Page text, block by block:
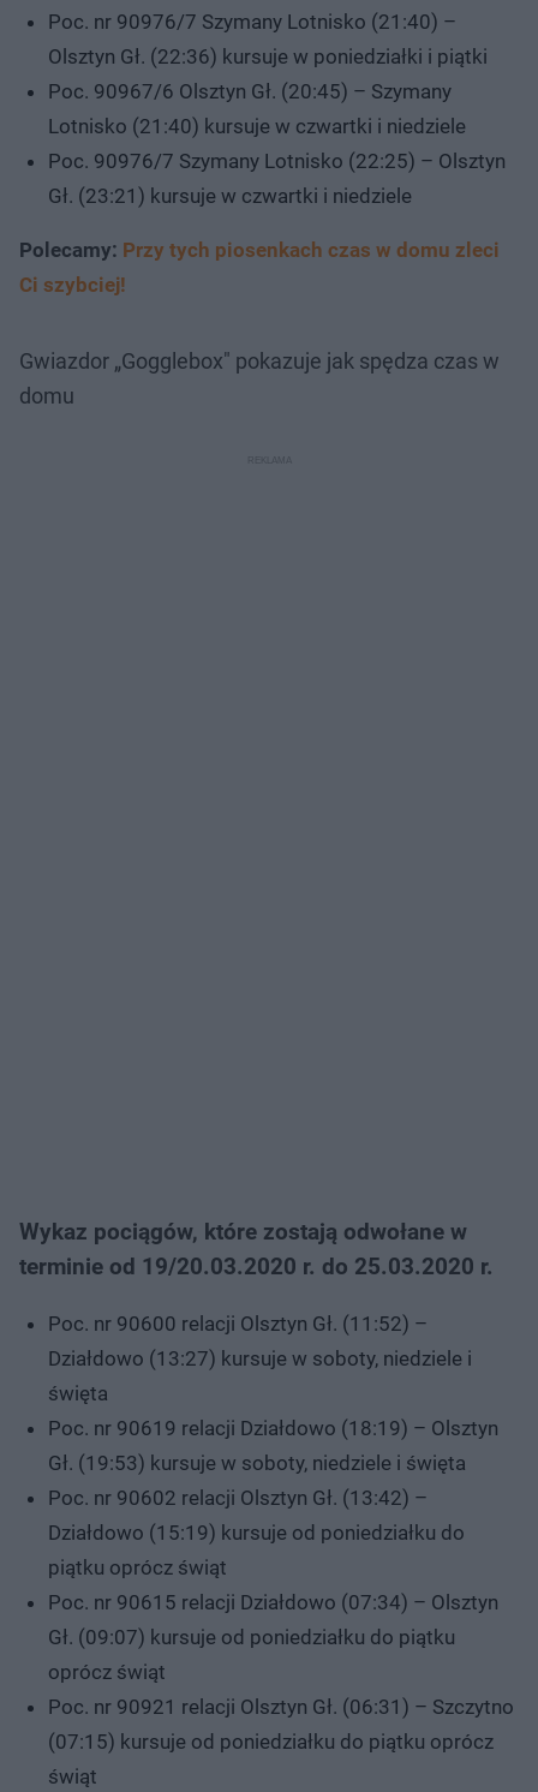
Poc. nr 90976/7 Szymany Lotnisko (21:40) –
Olsztyn Gł. (22:36) kursuje w poniedziałki i piątki
Poc. 90967/6 Olsztyn Gł. (20:45) – Szymany
Lotnisko (21:40) kursuje w czwartki i niedziele
Poc. 90976/7 Szymany Lotnisko (22:25) – Olsztyn
Gł. (23:21) kursuje w czwartki i niedziele
Polecamy: Przy tych piosenkach czas w domu zleci
Ci szybciej!
Gwiazdor „Gogglebox" pokazuje jak spędza czas w
domu
Wykaz pociągów, które zostają odwołane w
terminie od 19/20.03.2020 r. do 25.03.2020 r.
Poc. nr 90600 relacji Olsztyn Gł. (11:52) –
Działdowo (13:27) kursuje w soboty, niedziele i
święta
Poc. nr 90619 relacji Działdowo (18:19) – Olsztyn
Gł. (19:53) kursuje w soboty, niedziele i święta
Poc. nr 90602 relacji Olsztyn Gł. (13:42) –
Działdowo (15:19) kursuje od poniedziałku do
piątku oprócz świąt
Poc. nr 90615 relacji Działdowo (07:34) – Olsztyn
Gł. (09:07) kursuje od poniedziałku do piątku
oprócz świąt
Poc. nr 90921 relacji Olsztyn Gł. (06:31) – Szczytno
(07:15) kursuje od poniedziałku do piątku oprócz
świąt